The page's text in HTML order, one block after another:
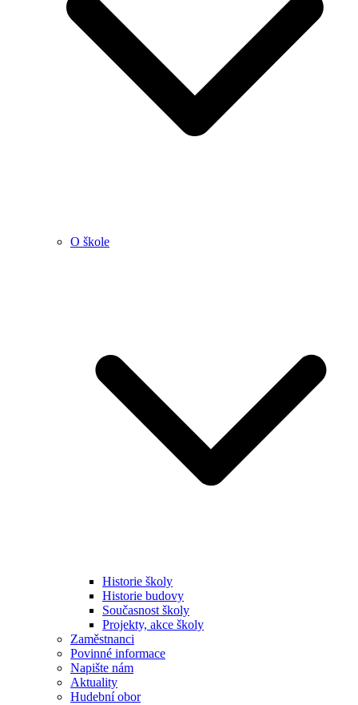
O škole
Historie školy
Historie budovy
Současnost školy
Projekty, akce školy
Zaměstnanci
Povinné informace
Napište nám
Aktuality
Hudební obor